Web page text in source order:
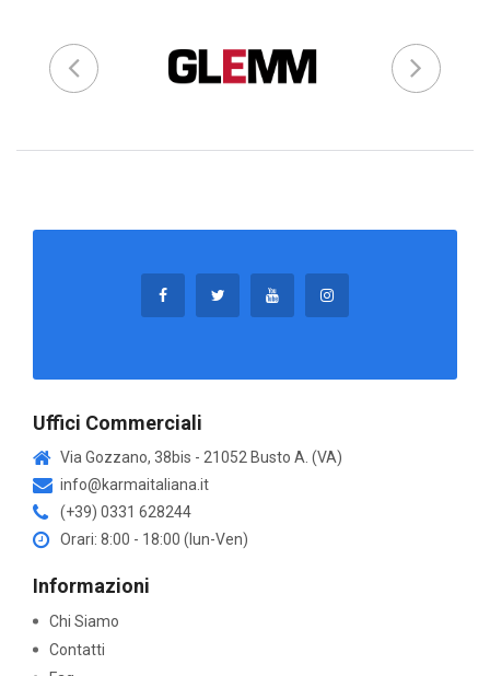
Uffici Commerciali
Via Gozzano, 38bis - 21052 Busto A. (VA)
info@karmaitaliana.it
(+39) 0331 628244
Orari: 8:00 - 18:00 (lun-Ven)
Informazioni
Chi Siamo
Contatti